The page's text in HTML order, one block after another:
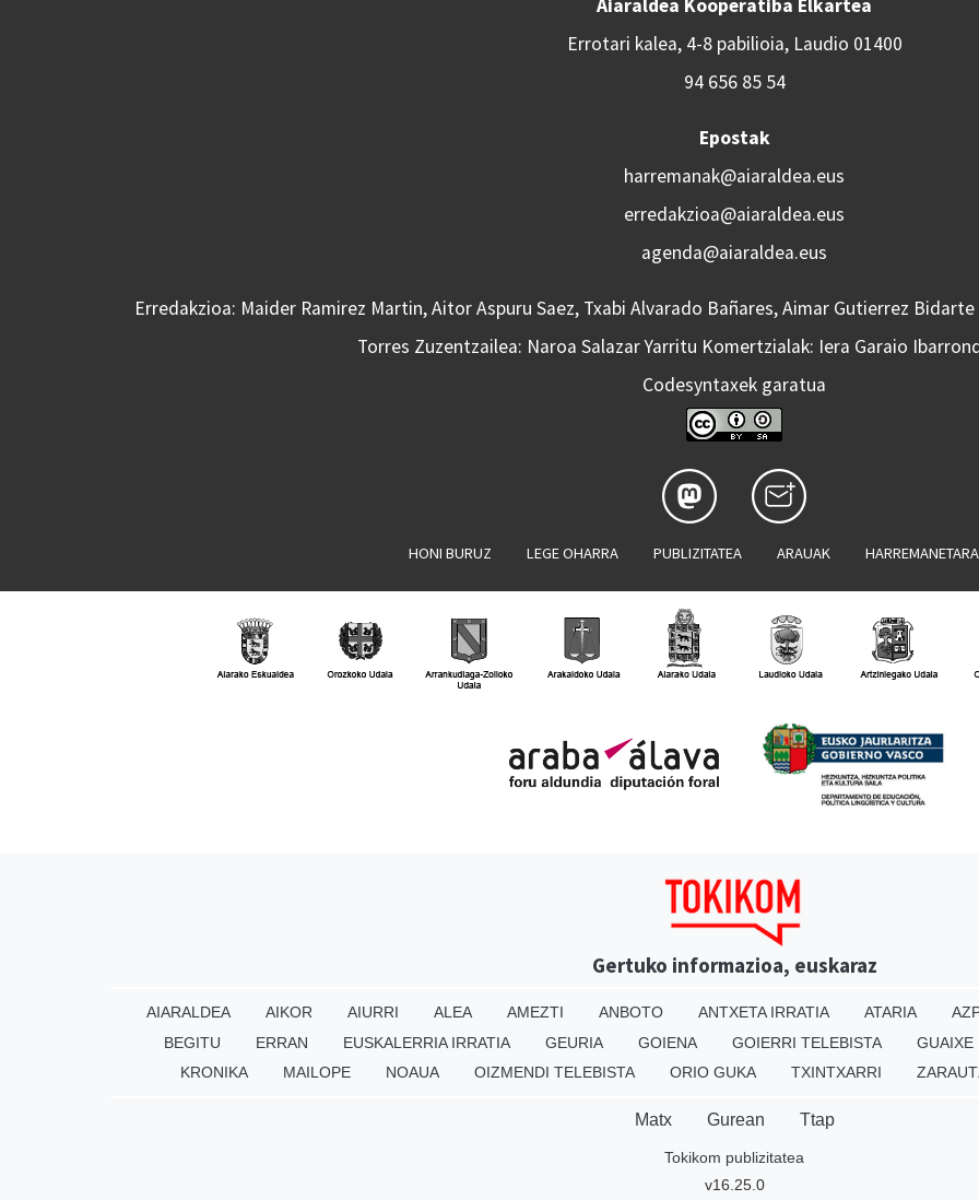
Aiaraldea Kooperatiba Elkartea
Errotari kalea, 4-8 pabilioia, Laudio 01400
94 656 85 54
Epostak
harremanak@aiaraldea.eus
erredakzioa@aiaraldea.eus
agenda@aiaraldea.eus
Erredakzioa: Maider Ramirez Martin, Aitor Aspuru Saez, Txabi Alvarado Bañares, Aimar Gutierrez
Torres Zuzentzailea: Naroa Salazar Yarritu Komertzialak: Iera Garaio
Codesyntaxek garatua
HONI BURUZ LEGE OHARRA PUBLIZITATEA ARAUAK
Gertuko informazioa, euskaraz
AIARALDEA AIKOR AIURRI ALEA AMEZTI ANBOTO ANTXETA IRRATIA ATARIA
BEGITU
ERRAN EUSKALERRIA IRRATIA GEURIA GOIENA GOIERRI TELEBISTA
GUAIXE
KRONIKA
MAILOPE NOAUA OIZMENDI TELEBISTA ORIO GUKA TXINTXARRI
Matx Gurean Ttap
Tokikom publizitatea
v16.25.0